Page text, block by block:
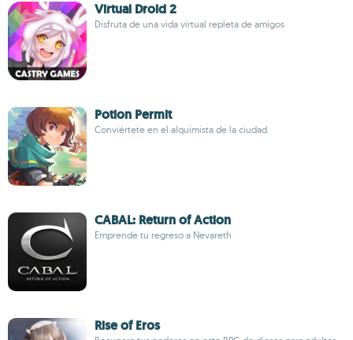
Virtual Droid 2
Disfruta de una vida virtual repleta de amigos
Potion Permit
Conviértete en el alquimista de la ciudad
CABAL: Return of Action
Emprende tu regreso a Nevareth
Rise of Eros